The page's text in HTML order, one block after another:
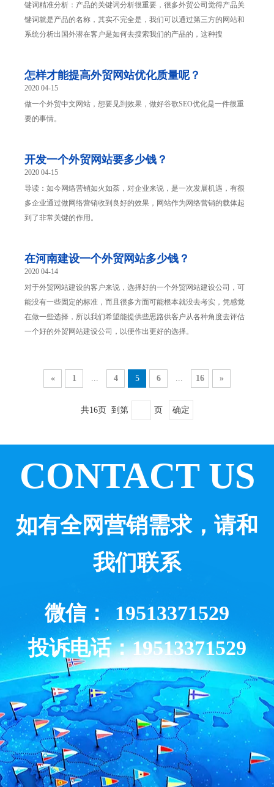
键词精准分析：产品的关键词分析很重要，很多外贸公司觉得产品关
键词就是产品的名称，其实不完全是，我们可以通过第三方的网站和
系统分析出国外潜在客户是如何去搜索我们的产品的，这种搜
怎样才能提高外贸网站优化质量呢？
做一个外贸中文网站，想要见到效果，做好谷歌SEO优化是一件很重
要的事情。
2020 04-15
开发一个外贸网站要多少钱？
导读：如今网络营销如火如荼，对企业来说，是一次发展机遇，有很
多企业通过做网络营销收到良好的效果，网站作为网络营销的载体起
到了非常关键的作用。
2020 04-15
在河南建设一个外贸网站多少钱？
对于外贸网站建设的客户来说，选择好的一个外贸网站建设公司，可
能没有一些固定的标准，而且很多方面可能根本就没去考实，凭感觉
在做一些选择，所以我们希望能提供些思路供客户从各种角度去评估
一个好的外贸网站建设公司，以便作出更好的选择。
2020 04-14
« 1 ... 4 5 6 ... 16 »
共16页 到第 页 确定
CONTACT US
如有全网营销需求，请和
我们联系
微信：
19513371529
投诉电话：19513371529